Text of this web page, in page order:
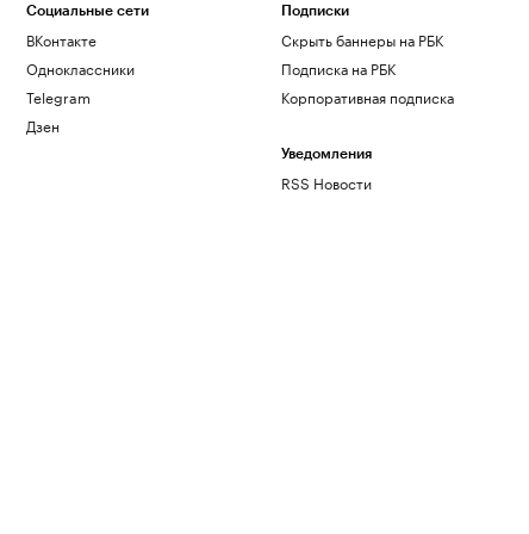
Социальные сети
ВКонтакте
Одноклассники
Telegram
Дзен
Подписки
Скрыть баннеры на РБК
Подписка на РБК
Корпоративная подписка
Уведомления
RSS Новости